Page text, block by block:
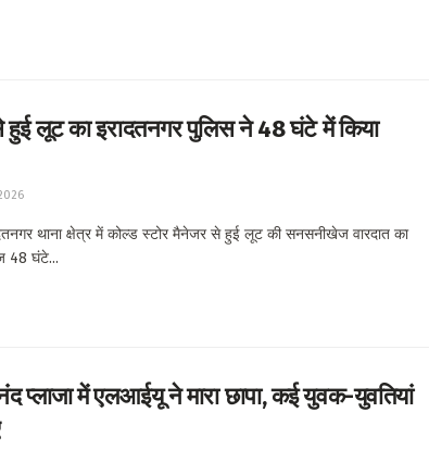
लूट का इरादतनगर पुलिस ने 48 घंटे में किया
थाना क्षेत्र में कोल्ड स्टोर मैनेजर से हुई लूट की सनसनीखेज वारदात का
48 घंटे...
प्लाजा में एलआईयू ने मारा छापा, कई युवक-युवतियां